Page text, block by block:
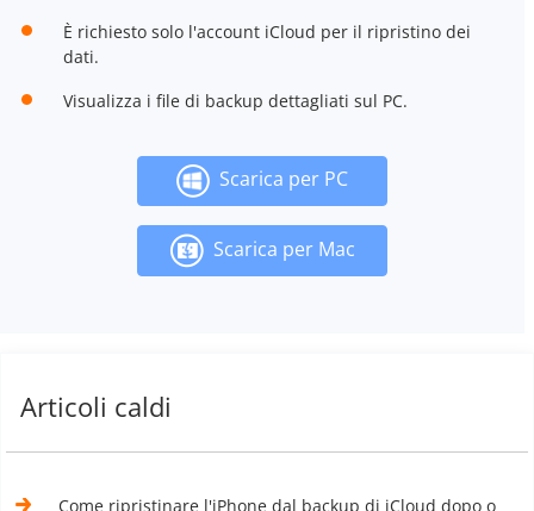
È richiesto solo l'account iCloud per il ripristino dei
dati.
Visualizza i file di backup dettagliati sul PC.
Scarica per PC
Scarica per Mac
Articoli caldi
Come ripristinare l'iPhone dal backup di iCloud dopo o